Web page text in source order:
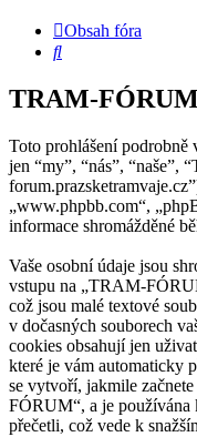
Obsah fóra
Hledat
TRAM-
Toto prohlášení
jen “my”, “nás”,
„www.phpbb.com“,
informace shromážděné
Vaše osobní údaje jsou
vstupu na „TRAM-
což jsou malé textové
v dočasných souborech
cookies obsahují jen
které je vám automaticky
se vytvoří, jakmile
FÓRUM“, a je používána
přečetli, což vede k